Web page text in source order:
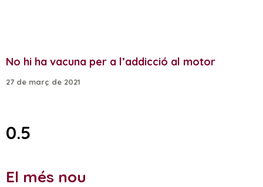
No hi ha vacuna per a l’addicció al motor
27 de març de 2021
El més nou